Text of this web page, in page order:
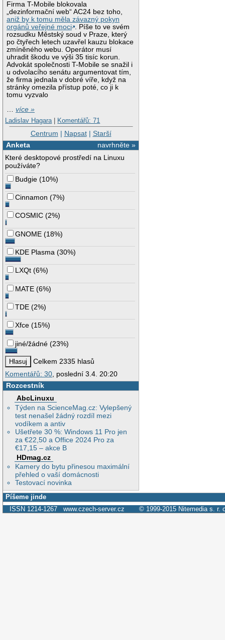
Firma T-Mobile blokovala
„dezinformační web“ AC24 bez toho,
aniž by k tomu měla závazný pokyn
orgánů veřejné moci . Píše to ve svém
rozsudku Městský soud v Praze, který
po čtyřech letech uzavřel kauzu blokace
zmíněného webu. Operátor musí
uhradit škodu ve výši 35 tisíc korun.
Advokát společnosti T-Mobile se snažil i
u odvolacího senátu argumentovat tím,
že firma jednala v dobré víře, když na
stránky omezila přístup poté, co ji k
tomu vyzvalo
…více »
Ladislav Hagara | Komentářů: 71
Centrum | Napsat| Starší
navrhněte »
Anketa
Které desktopové prostředí na Linuxu
používáte?
Budgie (10%)
Cinnamon (7%)
COSMIC (2%)
GNOME (18%)
KDE Plasma (30%)
LXQt (6%)
MATE (6%)
TDE (2%)
Xfce (15%)
jiné/žádné (23%)
Celkem 2335 hlasů
Komentářů: 30, poslední 3.4. 20:20
Rozcestník
AbcLinuxu
Týden na ScienceMag.cz: Vylepšený
test nenašel žádný rozdíl mezi
vodíkem a antiv
Ušetřete 30 %: Windows 11 Pro jen
za €22,50 a Office 2024 Pro za
€17,15 – akce B
HDmag.cz
Kamery do bytu přinesou maximální
přehled o vaší domácnosti
Testovací novinka
Píšeme jinde
ISSN 1214-1267 www.czech-server.cz © 1999-2015 Nitemedia s. r.